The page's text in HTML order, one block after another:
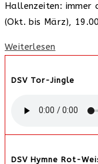
Hallenzeiten: immer
(Okt. bis März),
Weiterlesen
gesucht!
DSV Tor-Jingle
DSV Hymne Rot-